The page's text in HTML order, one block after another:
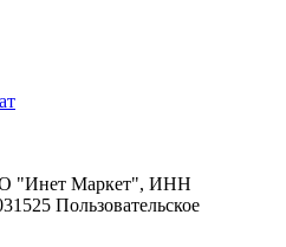
"Инет Маркет", ИНН
Пользовательское